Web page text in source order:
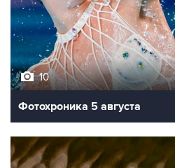
10
Фотохроника 5 августа